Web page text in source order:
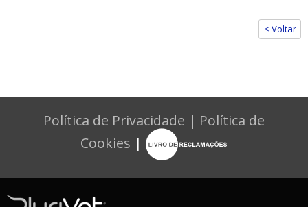
< Voltar
Política de Privacidade | Política de
Cookies |